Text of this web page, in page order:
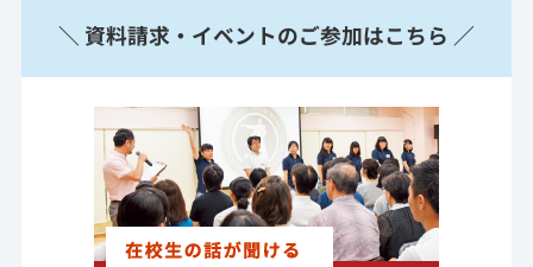
＼ 資料請求・イベントのご参加はこちら ／